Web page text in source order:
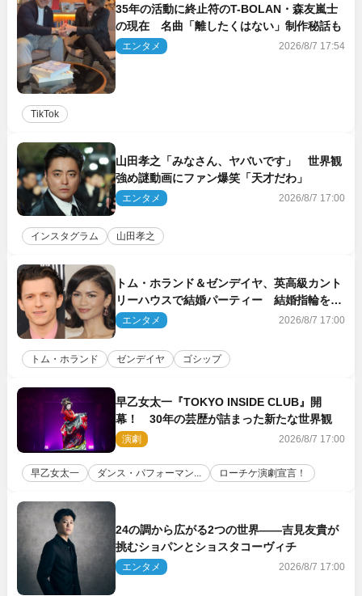
35年の活動に終止符のT-BOLAN・森友嵐士
の現在 名曲「離したくはない」制作秘話も
エンタメ 2026/8/7 17:54
TikTok
山田孝之「みなさん、ヤバいです」 世界観
強め謎動画にファン爆笑「天才だわ」
エンタメ 2026/8/7 17:00
インスタグラム 山田孝之
トム・ホランド＆ゼンデイヤ、英高級カント
リーハウスで結婚パーティー 結婚指輪を身
に着けたトムも初キャッチ
エンタメ 2026/8/7 17:00
トム・ホランド ゼンデイヤ ゴシップ
早乙女太一『TOKYO INSIDE CLUB』開
幕！ 30年の芸歴が詰まった新たな世界観
演劇 2026/8/7 17:00
早乙女太一 ダンス・パフォーマン... ローチケ演劇宣言！
24の調から広がる2つの世界――吉見友貴が
挑むショパンとショスタコーヴィチ
エンタメ 2026/8/7 17:00